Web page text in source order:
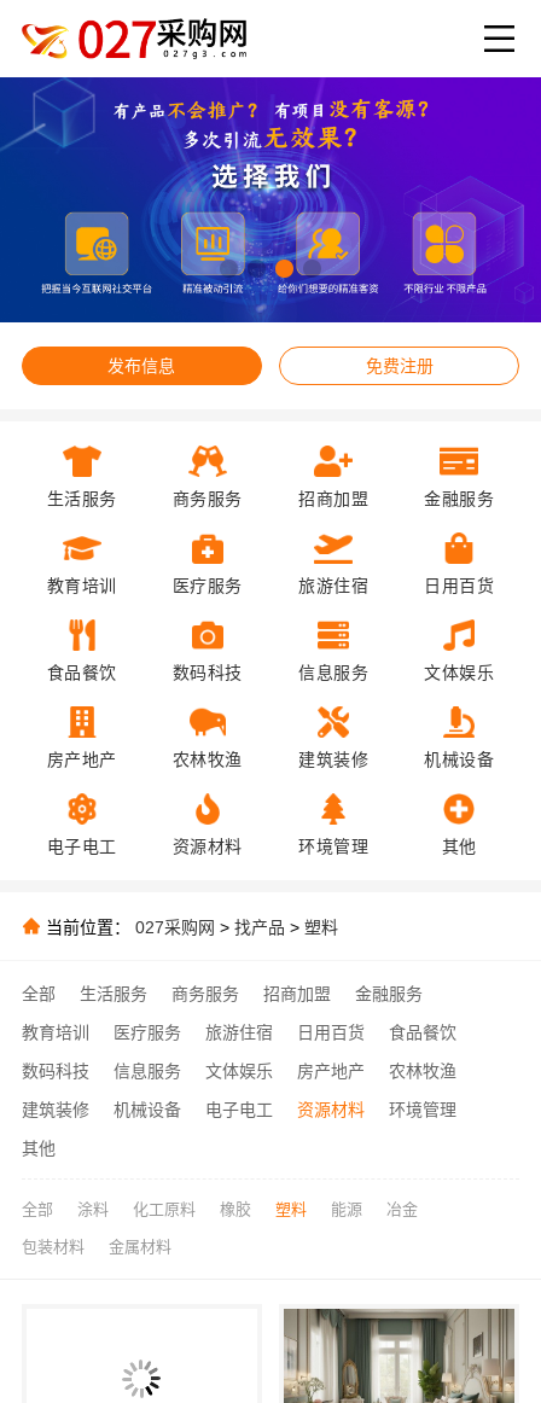
发布信息 免费注册
生活服务 商务服务 招商加盟 金融服务
教育培训 医疗服务 旅游住宿 日用百货
食品餐饮 数码科技 信息服务 文体娱乐
房产地产 农林牧渔 建筑装修 机械设备
电子电工 资源材料 环境管理 其他
当前位置： 027采购网 > 找产品 > 塑料
全部 生活服务 商务服务 招商加盟
金融服务
教育培训
医疗服务 旅游住宿 日用百货
食品餐饮
数码科技
信息服务 文体娱乐 房产地产
农林牧渔
建筑装修
机械设备 电子电工 资源材料
环境管理
其他
全部 涂料 化工原料 橡胶 塑料 能源 冶金
包装材料 金属材料